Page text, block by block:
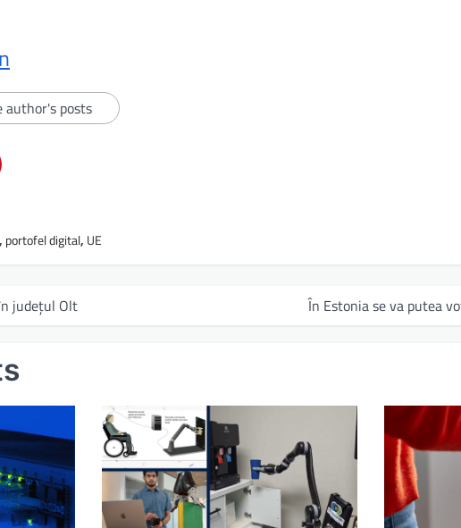
author's posts
, portofel digital, UE
județul Olt În Estonia se va putea